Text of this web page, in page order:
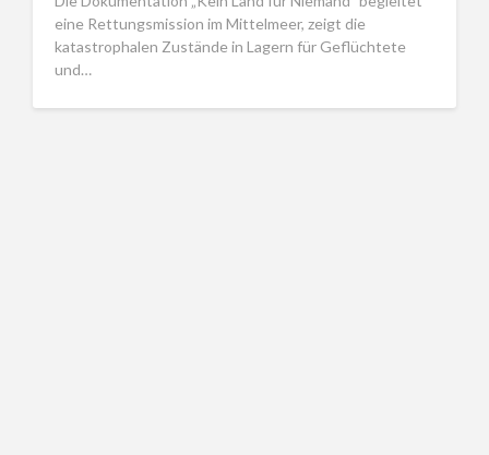
eine Rettungsmission im Mittelmeer, zeigt die
katastrophalen Zustände in Lagern für Geflüchtete
und…